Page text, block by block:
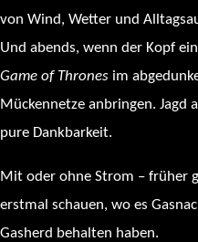
von Wind, Wetter und
Und abends, wenn der Kopf
Game of Thrones im
Mückennetze anbringen. Jagd
pure Dankbarkeit.
Mit oder ohne Strom – früher
erstmal schauen, wo es
Gasherd behalten haben.